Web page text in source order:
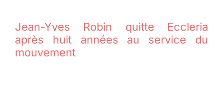
Jean-Yves Robin quitte Eccleria
après huit années au service du
mouvement